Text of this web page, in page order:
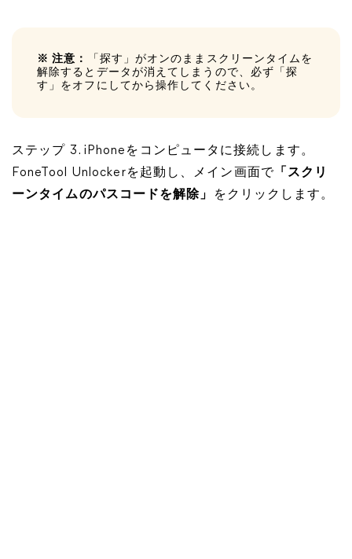
※ 注意：
「探す」がオンのままスクリーンタイムを
解除するとデータが消えてしまうので、必ず「探
す」をオフにしてから操作してください。
ステップ 3. iPhoneをコンピュータに接続します。
FoneTool Unlockerを起動し、メイン画面で「スクリ
ーンタイムのパスコードを解除」
をクリックします。